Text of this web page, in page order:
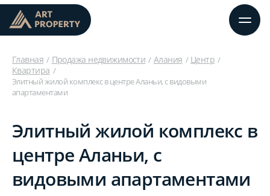
Главная Продажа недвижимости Алания
Центр
Квартира
Элитный жилой комплекс в центре Аланьи, с видовыми
апартаментами
Элитный жилой комплекс в
центре Аланьи, с
видовыми апартаментами